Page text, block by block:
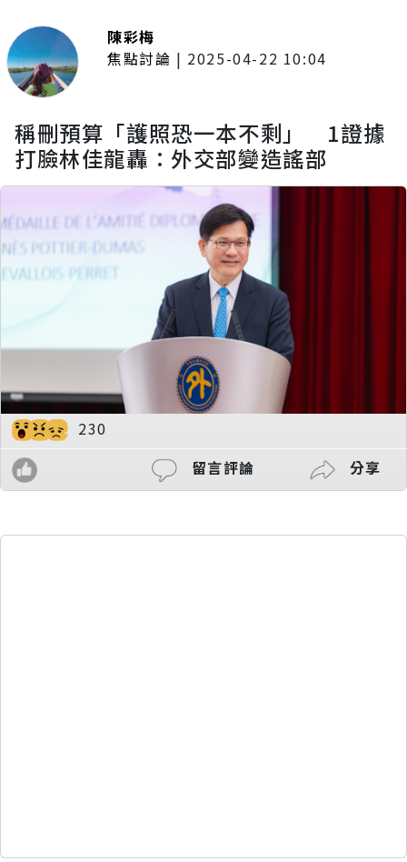
陳彩梅
焦點討論 | 2025-04-22 10:04
稱刪預算「護照恐一本不剩」 1證據
打臉林佳龍轟：外交部變造謠部
230
留言評論
分享